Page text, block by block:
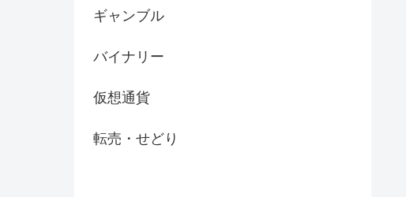
ギャンブル
バイナリー
仮想通貨
転売・せどり